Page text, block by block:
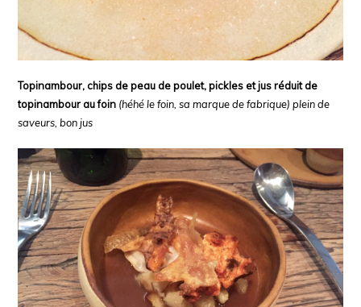
Topinambour, chips de peau de poulet, pickles et jus réduit de
topinambour au foin (héhé le foin, sa marque de fabrique) plein de
saveurs, bon jus